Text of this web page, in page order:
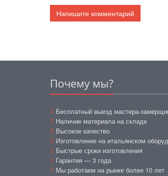
Напишите комментарий
Почему мы?
Бесплатный выезд мастера-
Наличие материала на складе
Высокое качество
Изготовление на итальянском
Быстрые сроки изготовления
Гарантия — 3 года
Мы работаем на рынке более 10 лет